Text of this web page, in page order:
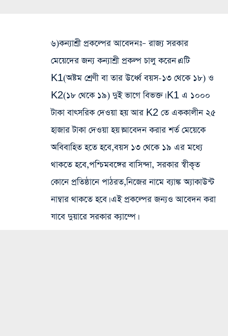
৬)কন্যাশ্রী প্রকল্পের আবেদনঃ– রাজ্য সরকার
মেয়েদের জন্য কন্যাশ্রী প্রকল্প চালু করেন।এটি
K1(অষ্টম শ্রেণী বা তার উর্ধ্বে বয়স-১৩ থেকে ১৮) ও
K2(১৮ থেকে ১৯) দুই ভাগে বিভক্ত। K1 এ ১০০০
টাকা বাৎসরিক দেওয়া হয় আর K2 তে এককালীন ২৫
হাজার টাকা দেওয়া হয়।আবেদন করার শর্ত মেয়েকে
অবিবাহিত হতে হবে,বয়স ১৩ থেকে ১৯ এর মধ্যে
থাকতে হবে,পশ্চিমবঙ্গের বাসিন্দা, সরকার স্বীকৃত
কোনে প্রতিষ্ঠানে পাঠরত,নিজের নামে ব্যাঙ্ক অ্যাকাউন্ট
নাম্বার থাকতে হবে। এই প্রকল্পের জন্যও আবেদন করা
যাবে দুয়ারে সরকার ক্যাম্পে।